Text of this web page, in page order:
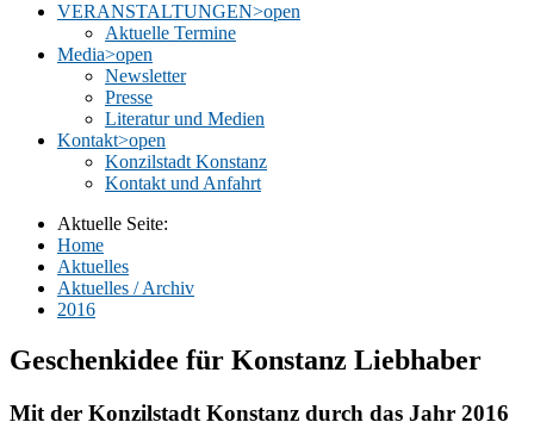
VERANSTALTUNGEN>open
Aktuelle Termine
Media>open
Newsletter
Presse
Literatur und Medien
Kontakt>open
Konzilstadt Konstanz
Kontakt und Anfahrt
Aktuelle Seite:
Home
Aktuelles
Aktuelles / Archiv
2016
Geschenkidee für Konstanz Liebhaber
Mit der Konzilstadt Konstanz durch das Jahr 2016